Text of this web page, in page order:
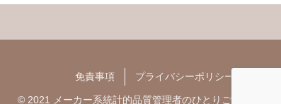
免責事項 プライバシーポリシー
© 2021 メーカー系統計的品質管理者のひとりごと.